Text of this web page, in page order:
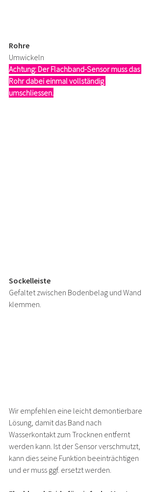
Rohre
Umwickeln
Achtung: Der Flachband-Sensor muss das
Rohr dabei einmal vollständig
umschliessen.
Sockelleiste
Gefaltet zwischen Bodenbelag und Wand
klemmen.
Wir empfehlen eine leicht demontierbare
Lösung, damit das Band nach
Wasserkontakt zum Trocknen entfernt
werden kann. Ist der Sensor verschmutzt,
kann dies seine Funktion beeinträchtigen
und er muss ggf. ersetzt werden.